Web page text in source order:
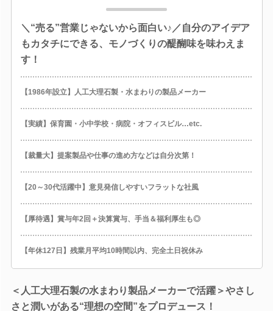
＼“売る”営業じゃないから面白い♪／自分のアイデア
もカタチにできる、モノづくりの醍醐味を味わえま
す！
【1986年設立】人工大理石製・水まわりの製品メーカー
【実績】保育園・小中学校・病院・オフィスビル…etc.
【裁量大】提案製品や仕事の進め方などは自分次第！
【20～30代活躍中】意見発信しやすいフラットな社風
【厚待遇】賞与年2回＋決算賞与、手当＆福利厚生も◎
【年休127日】残業月平均10時間以内、完全土日祝休み
＜人工大理石製の水まわり製品メーカーで活躍＞やさし
さと潤いがある“理想の空間”をプロデュース！